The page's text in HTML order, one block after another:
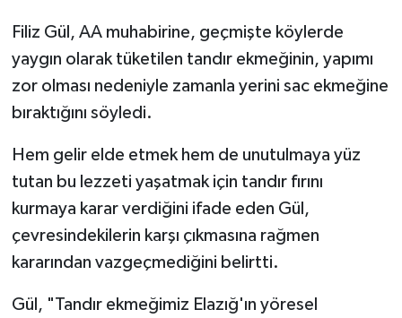
Filiz Gül, AA muhabirine, geçmişte köylerde
yaygın olarak tüketilen tandır ekmeğinin, yapımı
zor olması nedeniyle zamanla yerini sac ekmeğine
bıraktığını söyledi.
Hem gelir elde etmek hem de unutulmaya yüz
tutan bu lezzeti yaşatmak için tandır fırını
kurmaya karar verdiğini ifade eden Gül,
çevresindekilerin karşı çıkmasına rağmen
kararından vazgeçmediğini belirtti.
Gül, "Tandır ekmeğimiz Elazığ'ın yöresel